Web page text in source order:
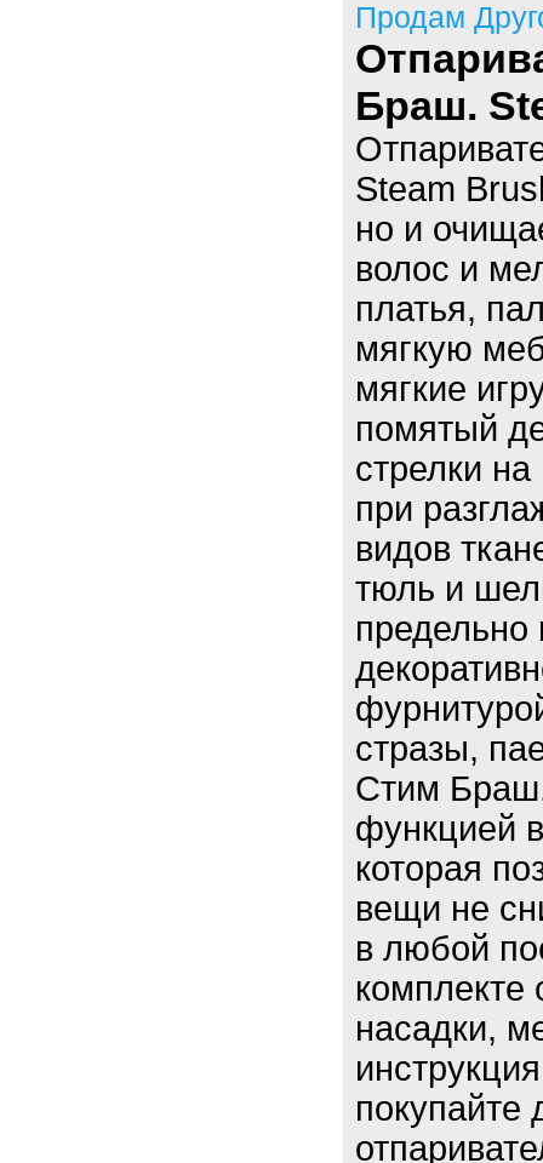
Продам
Браш.
Steam
но и
волос и
платья,
мягкую
мягкие
помятый
стрелки
при
видов
тюль и
предельно
стразы,
Стим
функцией
которая
вещи не
в любой
комплекте
насадки,
покупайте